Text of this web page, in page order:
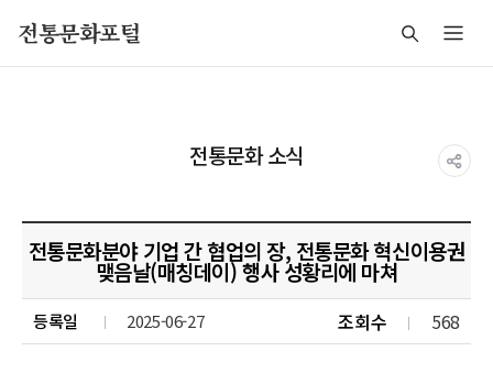
전통문화포털
전통문화 소식
전통문화분야 기업 간 협업의 장, 전통문화 혁신이용권
맺음날(매칭데이) 행사 성황리에 마쳐
등록일 2025-06-27 조회수 568